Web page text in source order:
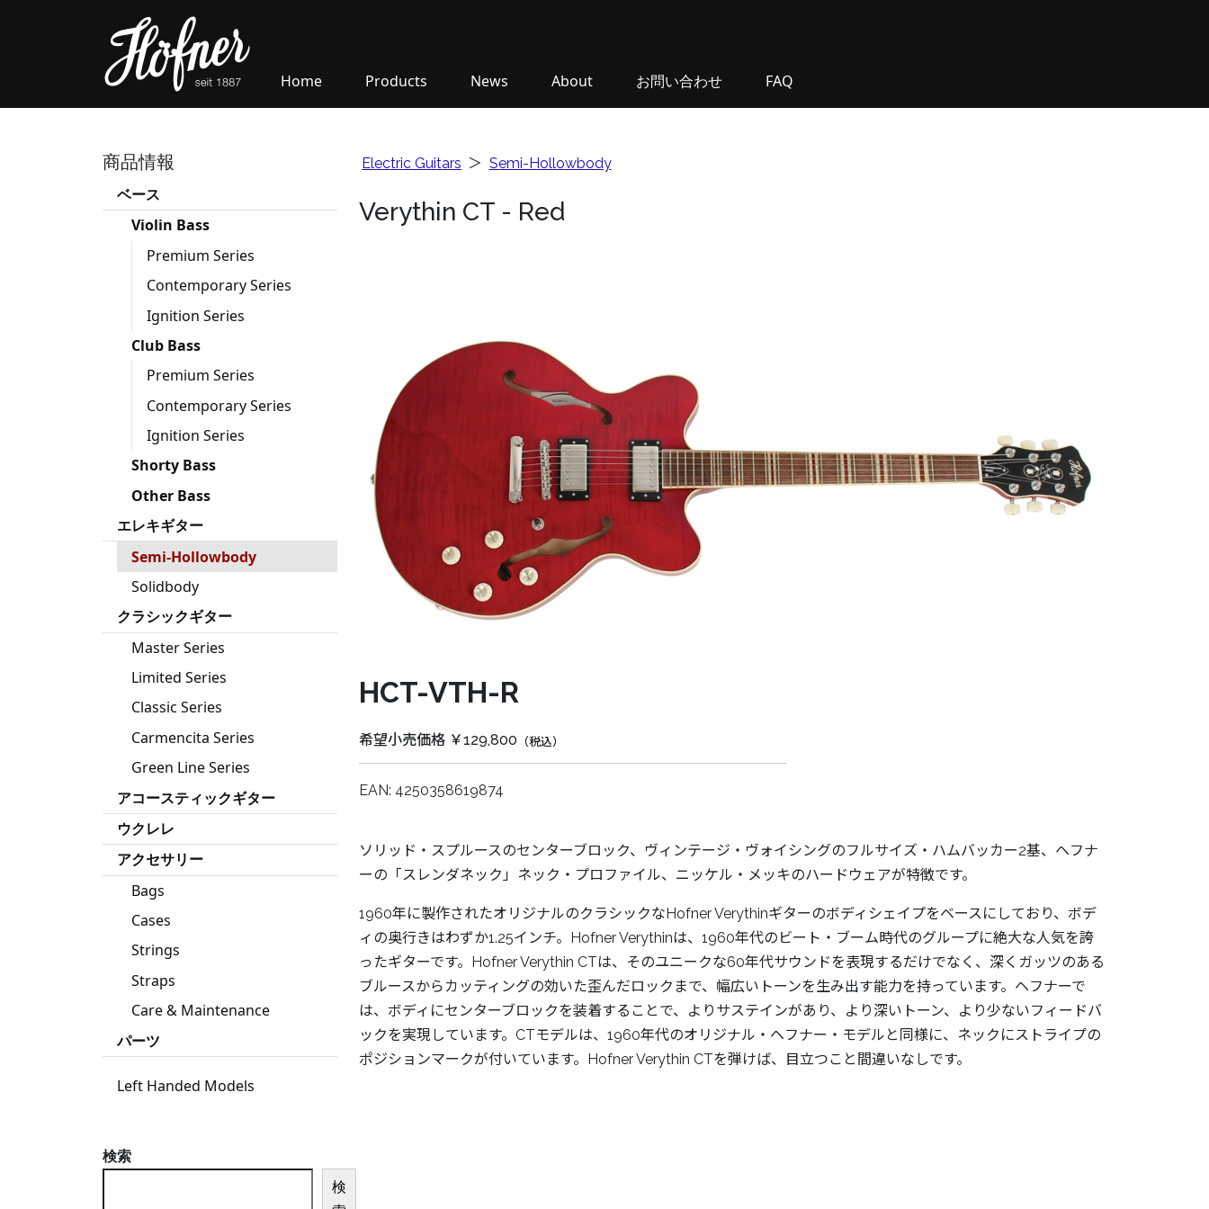
Home Products News About お問い合わせ FAQ
Electric Guitars ＞ Semi-Hollowbody
Verythin CT - Red
HCT-VTH-R
希望小売価格 ￥129,800 （税込）
EAN: 4250358619874
ソリッド・スプルースのセンターブロック、ヴィンテージ・ヴォイシングのフルサイズ・ハムバッカー2基、ヘフナ
ーの「スレンダネック」ネック・プロファイル、ニッケル・メッキのハードウェアが特徴です。
1960年に製作されたオリジナルのクラシックなHofner Verythinギターのボディシェイプをベースにしており、ボデ
ィの奥行きはわずか1.25インチ。Hofner Verythinは、1960年代のビート・ブーム時代のグループに絶大な人気を誇
ったギターです。Hofner Verythin CTは、そのユニークな60年代サウンドを表現するだけでなく、深くガッツのある
ブルースからカッティングの効いた歪んだロックまで、幅広いトーンを生み出す能力を持っています。ヘフナーで
は、ボディにセンターブロックを装着することで、よりサステインがあり、より深いトーン、より少ないフィードバ
ックを実現しています。CTモデルは、1960年代のオリジナル・ヘフナー・モデルと同様に、ネックにストライプの
ポジションマークが付いています。Hofner Verythin CTを弾けば、目立つこと間違いなしです。
商品情報
ベース
Violin Bass
Premium Series
Contemporary Series
Ignition Series
Club Bass
Premium Series
Contemporary Series
Ignition Series
Shorty Bass
Other Bass
エレキギター
Semi-Hollowbody
Solidbody
クラシックギター
Master Series
Limited Series
Classic Series
Carmencita Series
Green Line Series
アコースティックギター
ウクレレ
アクセサリー
Bags
Cases
Strings
Straps
Care & Maintenance
パーツ
Left Handed Models
検索
検